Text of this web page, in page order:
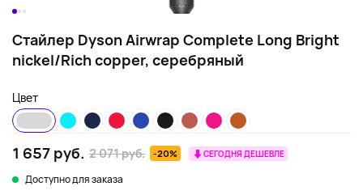
Стайлер Dyson Airwrap Complete Long Bright
nickel/Rich copper, серебряный
Цвет
1 657 руб. 2 071 руб. -20% СЕГОДНЯ ДЕШЕВЛЕ
Доступно для заказа